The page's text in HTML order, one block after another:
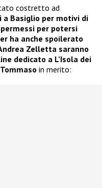
costretto ad
a Basiglio per motivi di
per potersi
ha anche spoilerato
Zelletta saranno
dedicato a L’Isola dei
Tommaso in merito: